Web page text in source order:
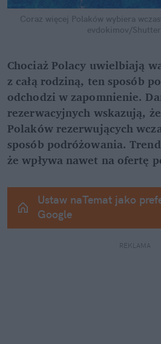
Coraz więcej Polaków wybiera
evdokimov/
Chociaż Polacy uwielbiają
z całą rodziną, ten sposób
odchodzi w zapomnienie.
rezerwacyjnych wskazują,
Polaków rezerwujących
sposób podróżowania.
że wpływa nawet na ofertę
Ustaw naTemat jako
Google
REKLAMA